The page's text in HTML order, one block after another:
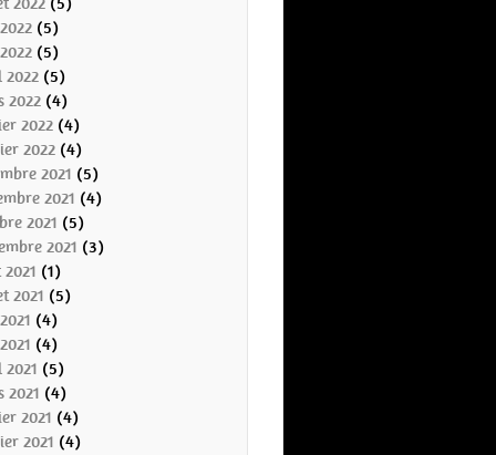
(5)
(5)
(5)
2022 (4)
2022 (4)
2022 (4)
2021 (5)
2021 (4)
2021 (5)
2021 (3)
(1)
2021 (5)
(4)
(4)
(5)
2021 (4)
2021 (4)
2021 (4)